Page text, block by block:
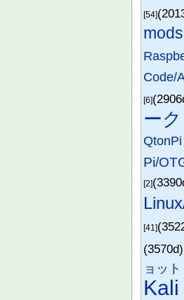
[54]
mods
Code/
[6]
ー
QtonPi
Pi/
[2]
[41]
(3570d)
ョット